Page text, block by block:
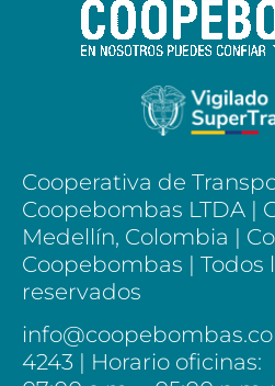
Cooperativa de
Coopebombas LTDA |
Medellín, Colombia |
Coopebombas | Todos
reservados
4243 | Horario oficinas: